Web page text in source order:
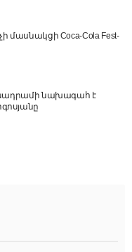
մասնակցի Coca-Cola Fest-
նախագահ է